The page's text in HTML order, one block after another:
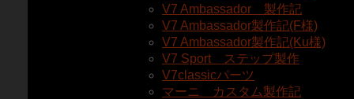
V7 Ambassador 製作記
V7 Ambassador製作記(F様)
V7 Ambassador製作記(Ku様)
V7 Sport ステップ製作
V7classicパーツ
マーニ カスタム製作記